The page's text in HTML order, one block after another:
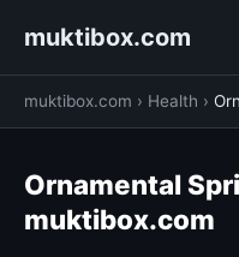
muktibox.com
muktibox.com › Health ›
Ornamental
muktibox.com